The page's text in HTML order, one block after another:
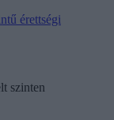
érettségi
szinten